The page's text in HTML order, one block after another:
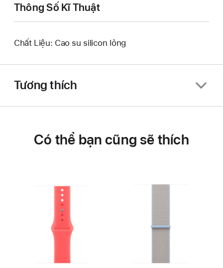
Thông Số Kĩ Thuật
Chất Liệu: Cao su silicon lỏng
Tương thích
Có thể bạn cũng sẽ thích